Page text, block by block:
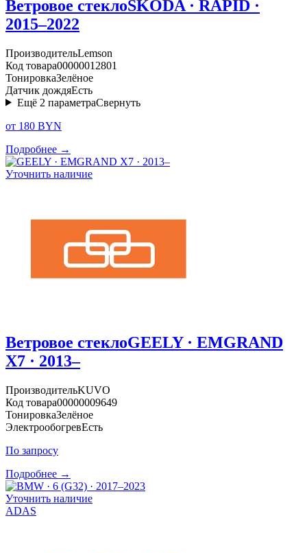
Ветровое стеклоSKODA · RAPID ·
2015–2022
ПроизводительLemson
Код товара00000012801
ТонировкаЗелёное
Датчик дождяЕсть
Ещё 2 параметраСвернуть
от 180 BYN
Подробнее →
Уточнить наличие
Ветровое стеклоGEELY · EMGRAND
X7 · 2013–
ПроизводительKUVO
Код товара00000009649
ТонировкаЗелёное
ЭлектрообогревЕсть
По запросу
Подробнее →
Уточнить наличие
ADAS